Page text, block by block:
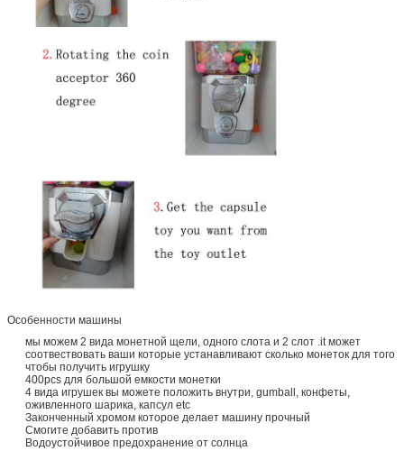
Особенности машины
мы можем 2 вида монетной щели, одного слота и 2 слот .it может
соотвествовать ваши которые устанавливают сколько монеток для того
чтобы получить игрушку
400pcs для большой емкости монетки
4 вида игрушек вы можете положить внутри, gumball, конфеты,
оживленного шарика, капсул etc
Законченный хромом которое делает машину прочный
Смогите добавить против
Водоустойчивое предохранение от солнца